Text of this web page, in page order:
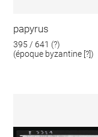
papyrus
395 / 641 (?)
(époque byzantine [?])